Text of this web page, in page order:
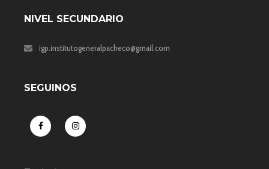
NIVEL SECUNDARIO
igp.institutogeneralpacheco@gmail.com
SEGUINOS